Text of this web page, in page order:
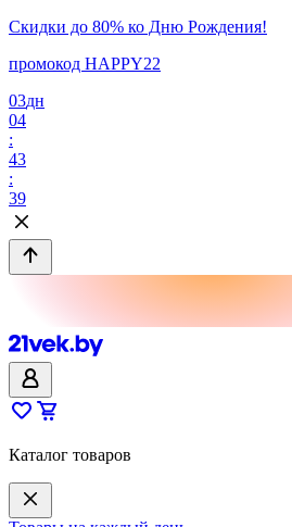
Скидки до 80% ко Дню Рождения!
промокод HAPPY22
03дн
04
:
43
:
39
Каталог товаров